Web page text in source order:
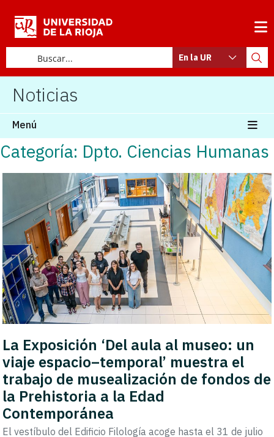
En la UR
Noticias
Menú
Categoría: Dpto. Ciencias Humanas
La Exposición ‘Del aula al museo: un
viaje espacio–temporal’ muestra el
trabajo de musealización de fondos de
la Prehistoria a la Edad
Contemporánea
El vestíbulo del Edificio Filología acoge hasta el 31 de julio